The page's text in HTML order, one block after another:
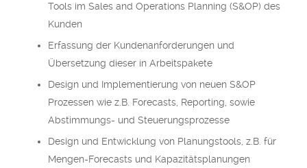
Tools im Sales and Operations Planning (S&OP) des
Kunden
Erfassung der Kundenanforderungen und
Übersetzung dieser in Arbeitspakete
Design und Implementierung von neuen S&OP
Prozessen wie z.B. Forecasts, Reporting, sowie
Abstimmungs- und Steuerungsprozesse
Design und Entwicklung von Planungstools, z.B. für
Mengen-Forecasts und Kapazitätsplanungen